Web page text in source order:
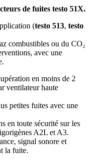
de fuites testo 51X.
(testo 513, testo
combustibles ou du CO₂
avec une
en moins de 2
ventilateur haute
petites fuites avec une
en toute sécurité sur les
A2L et A3.
signal sonore et
la fuite.